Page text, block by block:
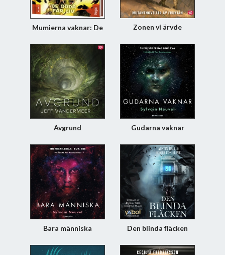
Mumierna vaknar: De
Zonen vi ärvde
Avgrund Gudarna vaknar
Bara människa Den blinda fläcken